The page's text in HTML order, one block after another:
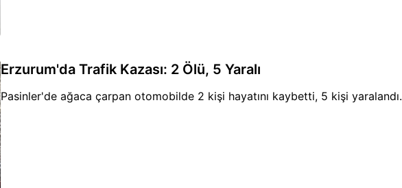
Erzurum'da Trafik Kazası: 2 Ölü, 5 Yaralı
Pasinler'de ağaca çarpan otomobilde 2 kişi hayatını kaybetti, 5 kişi yaralandı.